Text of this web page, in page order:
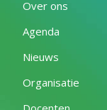
Over ons
Agenda
Nieuws
Organisatie